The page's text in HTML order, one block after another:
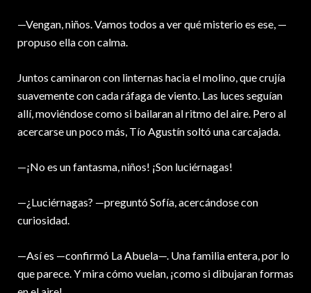
—Vengan, niños. Vamos todos a ver qué misterio es ese, —
propuso ella con calma.
Juntos caminaron con linternas hacia el molino, que crujía
suavemente con cada ráfaga de viento. Las luces seguían
allí, moviéndose como si bailaran al ritmo del aire. Pero al
acercarse un poco más, Tío Agustín soltó una carcajada.
—¡No es un fantasma, niños! ¡Son luciérnagas!
—¿Luciérnagas? —preguntó Sofía, acercándose con
curiosidad.
—Así es —confirmó La Abuela—. Una familia entera, por lo
que parece. Y mira cómo vuelan, ¡como si dibujaran formas